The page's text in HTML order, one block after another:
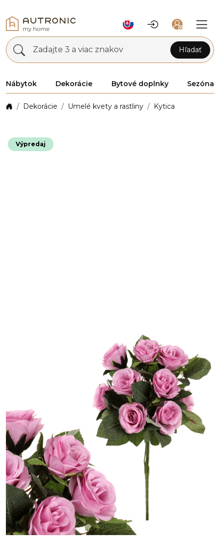
Zadajte 3 a viac znakov Hľadať
Nábytok Dekorácie Bytové doplnky Sezóna
Dekorácie Umelé kvety a rastliny Kytica
Výpredaj